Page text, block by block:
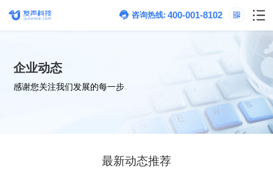
咨询热线: 400-001-8102
企业动态
感谢您关注我们发展的每一步
最新动态推荐